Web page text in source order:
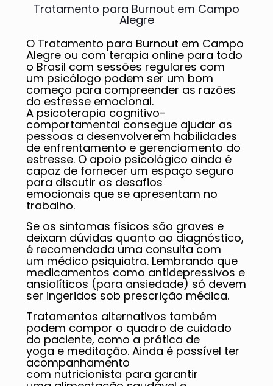
Tratamento para Burnout em Campo
Alegre
O Tratamento para Burnout em Campo
Alegre ou com terapia online para todo
o Brasil com sessões regulares com
um psicólogo podem ser um bom
começo para compreender as razões
do estresse emocional.
A psicoterapia cognitivo-
comportamental consegue ajudar as
pessoas a desenvolverem habilidades
de enfrentamento e gerenciamento do
estresse. O apoio psicológico ainda é
capaz de fornecer um espaço seguro
para discutir os desafios
emocionais que se apresentam no
trabalho.
Se os sintomas físicos são graves e
deixam dúvidas quanto ao diagnóstico,
é recomendada uma consulta com
um médico psiquiatra. Lembrando que
medicamentos como antidepressivos e
ansiolíticos (para ansiedade) só devem
ser ingeridos sob prescrição médica.
Tratamentos alternativos também
podem compor o quadro de cuidado
do paciente, como a prática de
yoga e meditação. Ainda é possível ter
acompanhamento
com nutricionista para garantir